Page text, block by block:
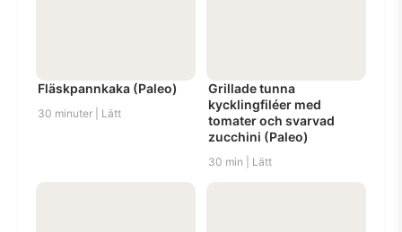
Fläskpannkaka (Paleo)
30 minuter | Lätt
Grillade tunna
kycklingfiléer med
tomater och svarvad
zucchini (Paleo)
30 min | Lätt